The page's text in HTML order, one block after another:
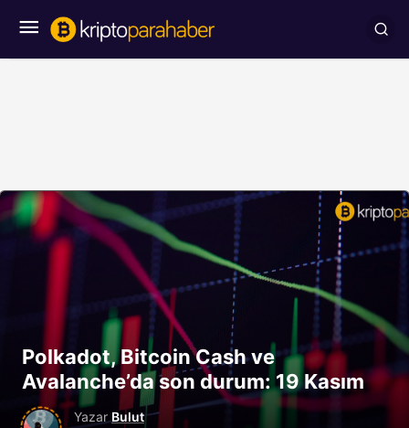
Polkadot, Bitcoin Cash ve
Avalanche’da son durum: 19 Kasım
Yazar Bulut